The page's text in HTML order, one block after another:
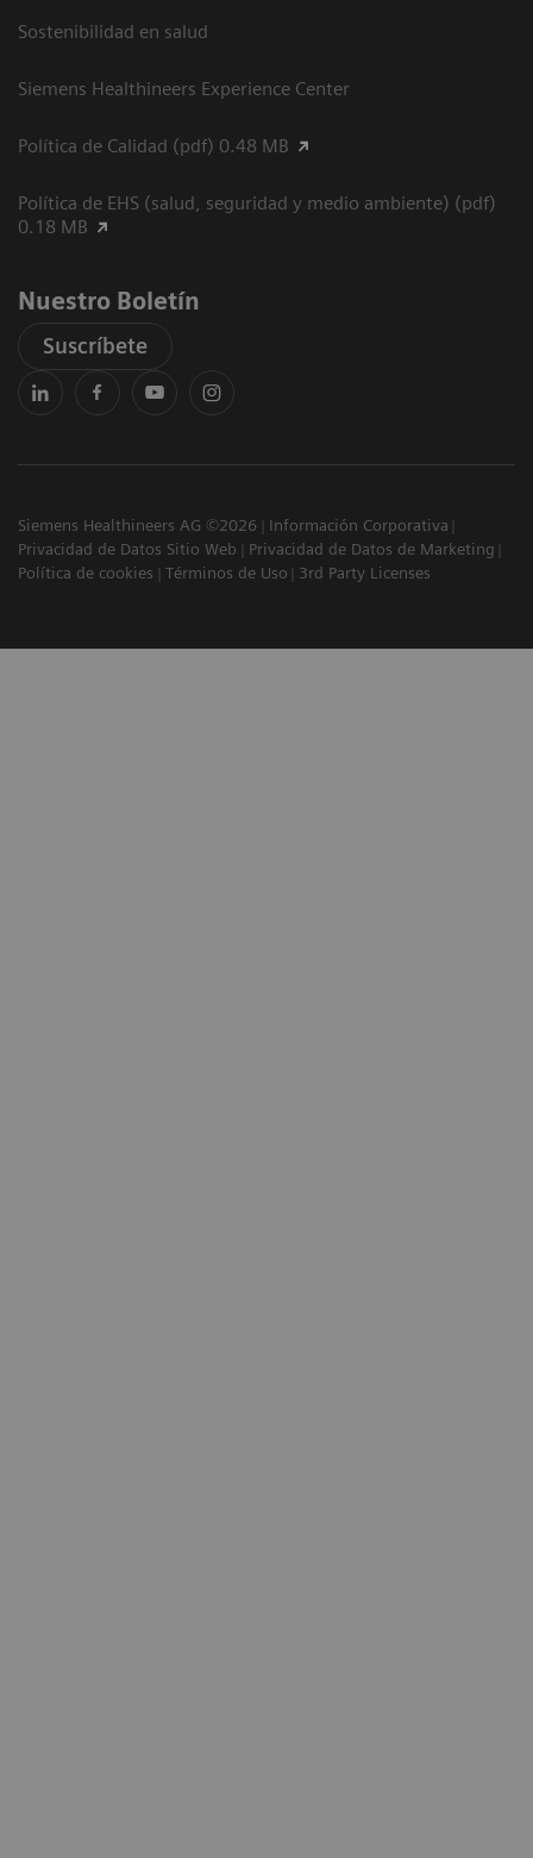
Sostenibilidad en salud
Siemens Healthineers Experience Center
Política de Calidad (pdf) 0.48 MB
Política de EHS (salud, seguridad y medio ambiente) (pdf)
0.18 MB
Nuestro Boletín
Suscríbete
Siemens Healthineers AG ©2026
Información Corporativa
Privacidad de Datos Sitio Web
Privacidad de Datos de Marketing
Política de cookies
Términos de Uso 3rd Party Licenses